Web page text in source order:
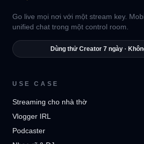
Go live mọi nơi với một stream key.
unified chat trong một control room.
Dùng thử Creator 7 ngày ·
USE CASE
Streaming cho nhà thờ
Vlogger IRL
Podcaster